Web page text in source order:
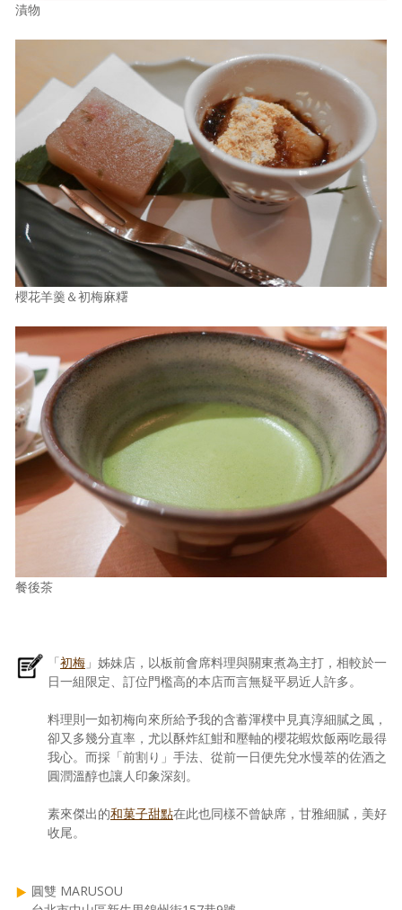
漬物
櫻花羊羹＆初梅麻糬
餐後茶
「初梅 」姊妹店，以板前會席料理與關東煮為主打，相較於一
日一組限定、訂位門檻高的本店而言無疑平易近人許多。
料理則一如初梅向來所給予我的含蓄渾樸中見真淳細膩之風，
卻又多幾分直率，尤以酥炸紅魽和壓軸的櫻花蝦炊飯兩吃最得
我心。而採「前割り」手法、從前一日便先兌水慢萃的佐酒之
圓潤溫醇也讓人印象深刻。
素來傑出的和菓子甜點在此也同樣不曾缺席，甘雅細膩，美好
收尾。
圓雙 MARUSOU